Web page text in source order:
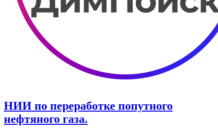
НИИ по переработке попутного
нефтяного газа.